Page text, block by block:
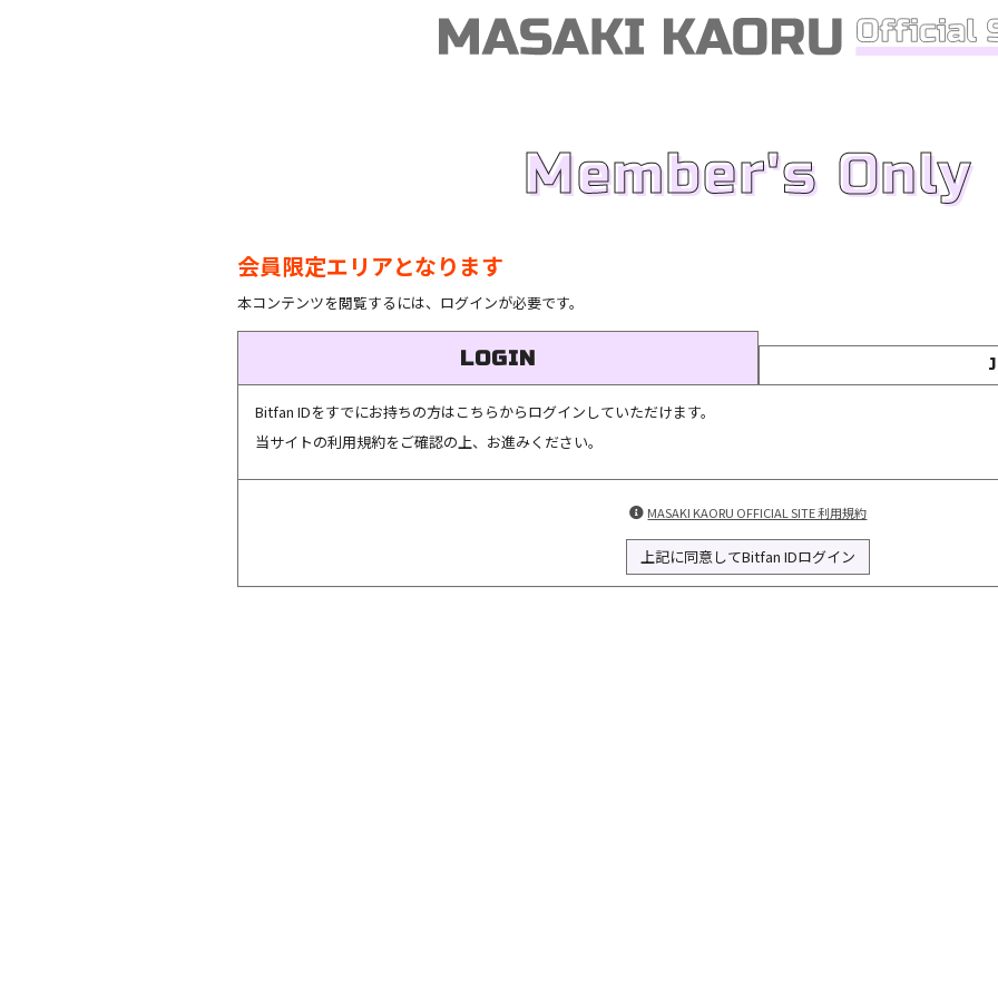
Member's Only
会員限定エリアとなります
本コンテンツを閲覧するには、ログインが必要です。
LOGIN
Bitfan IDをすでにお持ちの方はこちらからログインしていただけます。
当サイトの利用規約をご確認の上、お進みください。
MASAKI KAORU OFFICIAL SITE 利用規約
上記に同意してBitfan IDログイン